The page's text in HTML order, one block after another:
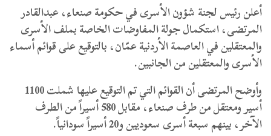
أعلن رئيس لجنة شؤون الأسرى في حكومة صنعاء، عبدالقادر
المرتضى، استكمال جولة المفاوضات الخاصة بملف الأسرى
والمعتقلين في العاصمة الأردنية عمّان، بالتوقيع على قوائم أسماء
الأسرى والمعتقلين من الجانبين.
وأوضح المرتضى أن القوائم التي تم التوقيع عليها شملت 1100
أسير ومعتقل من طرف صنعاء، مقابل 580 أسيراً من الطرف
الآخر، بينهم سبعة أسرى سعوديين و20 أسيراً سودانياً.